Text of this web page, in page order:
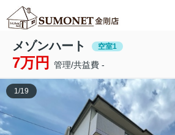
メゾンハート 空室1
7万円 管理/共益費 -
1/19